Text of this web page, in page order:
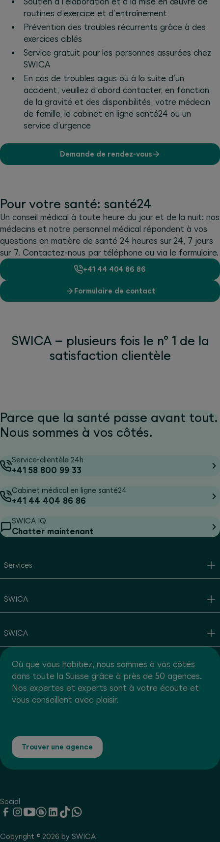
routines d’exercice et d’entraînement
Prévention des troubles récurrents grâce à des
exercices ciblés
Service gratuit pour les personnes assurées chez
SWICA
En cas de troubles aigus ou à la suite d’un
accident, veuillez d’abord contacter, en fonction
de la gravité et des disponibilités, votre médecin
de famille, le cabinet en ligne santé24 ou un
service d’urgence
Demande de rendez-vous
Pour votre santé: santé24
Un conseil médical à toute heure du jour et de la nuit: nos
médecins et notre personnel médical répondent à vos
questions en matière de santé 24 heures sur 24, 7 jours
sur 7. Contactez-nous par téléphone ou via le formulaire.
+41 44 404 86 86
Formulaire de contact
SWICA – plusieurs fois le n° 1 de la
satisfaction clientèle
Parce que la santé passe avant tout.
Nous sommes à vos côtés.
Service-clientèle 24h
+41 58 800 99 33
Cabinet médical en ligne santé24
+41 44 404 86 86
SWICA IQ
Chatter maintenant
Services
SWICA
SWICA
Où que vous habitiez, nous sommes à vos côtés
dans toute la Suisse grâce à près de 50 agences.
Nos expertes et experts sont à votre écoute et
vous conseillent avec plaisir.
Trouver une agence
Social
Copyright © 2026 by SWICA